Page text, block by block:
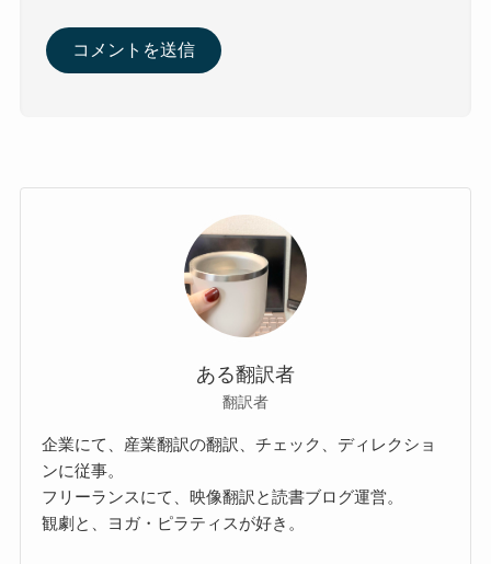
ある翻訳者
翻訳者
企業にて、産業翻訳の翻訳、チェック、ディレクショ
ンに従事。
フリーランスにて、映像翻訳と読書ブログ運営。
観劇と、ヨガ・ピラティスが好き。